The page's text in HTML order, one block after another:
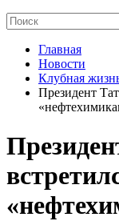
Главная
Новости
Клубная
Президент